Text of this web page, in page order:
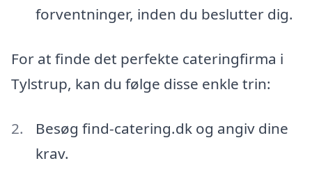
forventninger, inden du beslutter dig.
For at finde det perfekte cateringfirma i
Tylstrup, kan du følge disse enkle trin:
Besøg find-catering.dk og angiv dine
krav.